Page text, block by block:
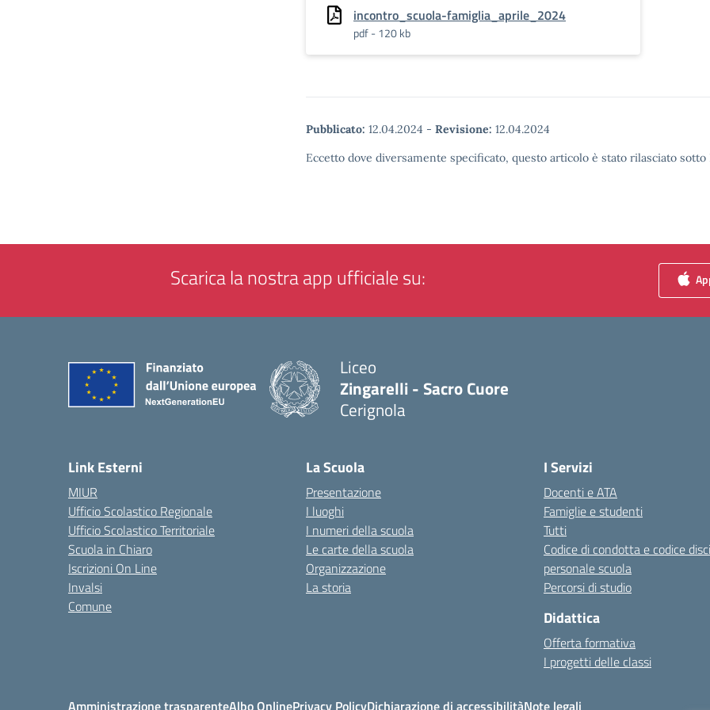
incontro_scuola-famiglia_aprile_2024
pdf - 120 kb
Pubblicato: 12.04.2024 - Revisione: 12.04.2024
Eccetto dove diversamente specificato, questo articolo è stato rilasciato
Scarica la nostra app ufficiale su:
Liceo
Zingarelli - Sacro Cuore
Cerignola
Link Esterni
MIUR
Ufficio Scolastico Regionale
Ufficio Scolastico Territoriale
Scuola in Chiaro
Iscrizioni On Line
Invalsi
Comune
La Scuola
Presentazione
I luoghi
I numeri della scuola
Le carte della scuola
Organizzazione
La storia
I Servizi
Docenti e ATA
Famiglie e studenti
Tutti
Codice di condotta e codice
personale scuola
Percorsi di studio
Didattica
Offerta formativa
I progetti delle classi
Amministrazione trasparenteAlbo OnlinePrivacy PolicyDichiarazione di accessibilitàNote legali